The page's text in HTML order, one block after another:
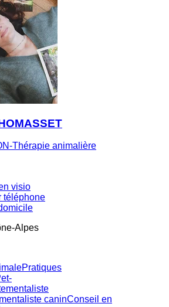
Thérapie animalière
visio
téléphone
Alpes
Pratiques
caninConseil en